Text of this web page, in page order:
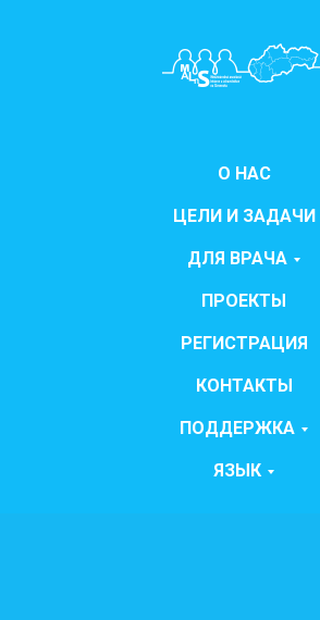
О НАС
ЦЕЛИ И ЗАДАЧИ
ДЛЯ ВРАЧА
ПРОЕКТЫ
РЕГИСТРАЦИЯ
КОНТАКТЫ
ПОДДЕРЖКА
ЯЗЫК